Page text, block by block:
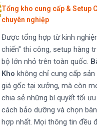
Tổng kho cung cấp & Setup
chuyên nghiệp
Được tổng hợp từ kinh
chiến" thi công, setup hàng
bộ lớn nhỏ trên toàn quốc.
Kho không chỉ cung cấp sản
giá gốc tại xưởng, mà còn
chia sẻ những bí quyết tối ưu
cách bảo dưỡng và chọn
hợp nhất. Mọi thông tin đều